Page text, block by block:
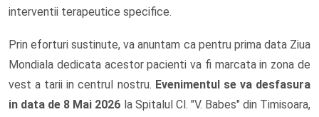
interventii terapeutice specifice.
Prin eforturi sustinute, va anuntam ca pentru prima data Ziua
Mondiala dedicata acestor pacienti va fi marcata in zona de
vest a tarii in centrul nostru. Evenimentul se va desfasura
in data de 8 Mai 2026 la Spitalul Cl. "V. Babes" din Timisoara,